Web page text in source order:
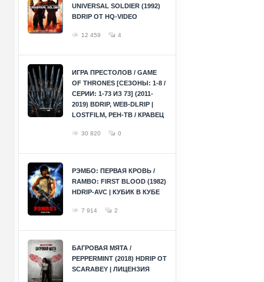
UNIVERSAL SOLDIER (1992)
BDRIP ОТ HQ-VIDEO
12 459 4
ИГРА ПРЕСТОЛОВ / GAME
OF THRONES [СЕЗОНЫ: 1-8 /
СЕРИИ: 1-73 ИЗ 73] (2011-
2019) BDRIP, WEB-DLRIP |
LOSTFILM, РЕН-ТВ / КРАВЕЦ
30 820 0
РЭМБО: ПЕРВАЯ КРОВЬ /
RAMBO: FIRST BLOOD (1982)
HDRIP-AVC | КУБИК В КУБЕ
7 914 2
БАГРОВАЯ МЯТА /
PEPPERMINT (2018) HDRIP ОТ
SCARABEY | ЛИЦЕНЗИЯ